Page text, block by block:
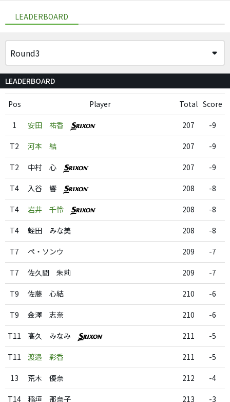
LEADERBOARD
LEADERBOARD
Pos Player Total Score
1 安田 祐香 207 -9
T2 河本 結 207 -9
T2 中村 心 207 -9
T4 入谷 響 208 -8
T4 岩井 千怜 208 -8
T4 蛭田 みな美 208 -8
T7 ペ・ソンウ 209 -7
T7 佐久間 朱莉 209 -7
T9 佐藤 心結 210 -6
T9 金澤 志奈 210 -6
T11 髙久 みなみ 211 -5
T11 渡邉 彩香 211 -5
13 荒木 優奈 212 -4
T14 稲垣 那奈子 213 -3